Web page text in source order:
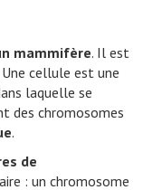
mammifère. Il est
Une cellule est une
laquelle se
des chromosomes
.
de
: un chromosome